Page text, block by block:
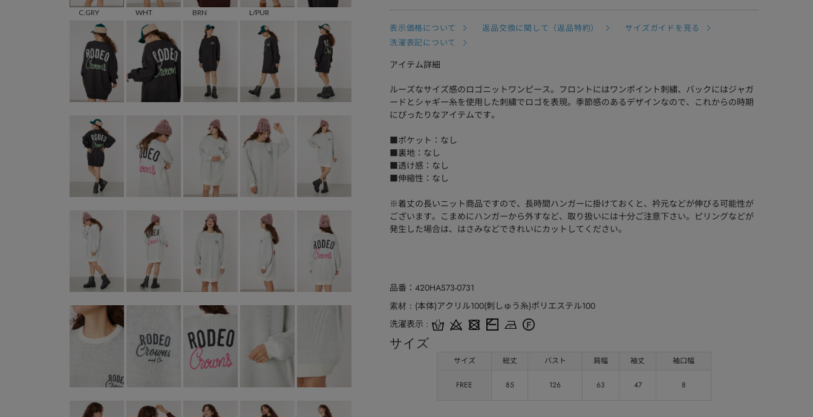
C.GRY WHT BRN L/PUR
表示価格について 返品交換に関して（返品特約）
サイズガイドを見る
洗濯表記について
アイテム詳細
ルーズなサイズ感のロゴニットワンピース。フロントにはワンポイント刺繍、バックにはジャガ
ードとシャギー糸を使用した刺繍でロゴを表現。季節感のあるデザインなので、これからの時期
にぴったりなアイテムです。
■ポケット：なし
■裏地：なし
■透け感：なし
■伸縮性：なし
※着丈の長いニット商品ですので、長時間ハンガーに掛けておくと、衿元などが伸びる可能性が
ございます。こまめにハンガーから外すなど、取り扱いには十分ご注意下さい。ピリングなどが
発生した場合は、はさみなどできれいにカットしてください。
品番 420HAS73-0731
素材
(本体)アクリル100(刺しゅう糸)ポリエステル100
洗濯表示
サイズ
サイズ 総丈 バスト 肩幅 袖丈 袖口幅
FREE 85 126 63 47 8